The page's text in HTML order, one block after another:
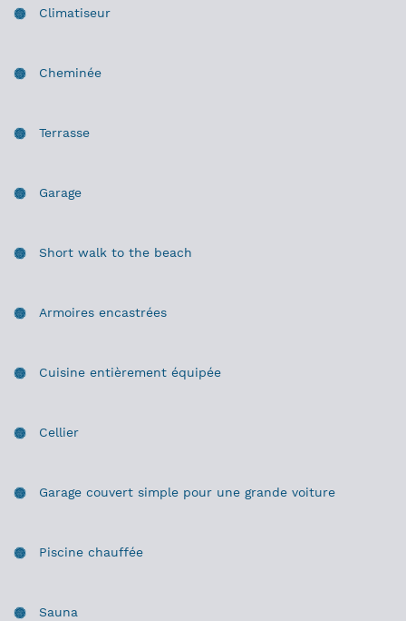
Climatiseur
Cheminée
Terrasse
Garage
Short walk to the beach
Armoires encastrées
Cuisine entièrement équipée
Cellier
Garage couvert simple pour une grande voiture
Piscine chauffée
Sauna